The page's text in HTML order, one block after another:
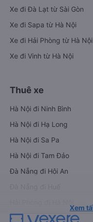
Xe đi Đà Lạt từ Sài Gòn
Xe đi Sapa từ Hà Nội
Xe đi Hải Phòng từ Hà Nội
Xe đi Vinh từ Hà Nội
Thuê xe
Hà Nội đi Ninh Bình
Hà Nội đi Hạ Long
Hà Nội đi Sa Pa
Hà Nội đi Tam Đảo
Đà Nẵng đi Hội An
Xem